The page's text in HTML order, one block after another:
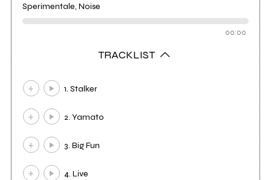
Sperimentale, Noise
00:00
TRACKLIST
1. Stalker
2. Yamato
3. Big Fun
4. Live